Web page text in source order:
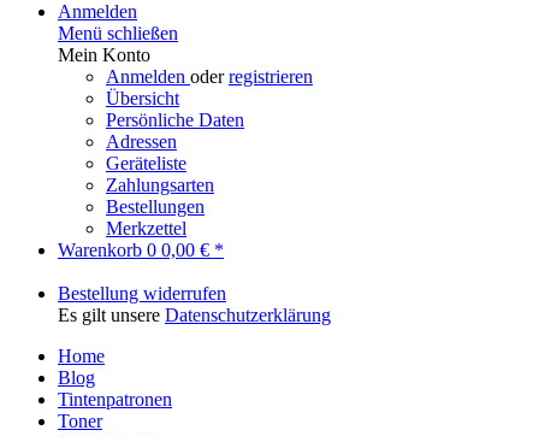
Anmelden
Menü schließen
Mein Konto
Anmelden oderregistrieren
Übersicht
Persönliche Daten
Adressen
Geräteliste
Zahlungsarten
Bestellungen
Merkzettel
Warenkorb 0 0,00 € *
Bestellung widerrufen
Es gilt unsere Datenschutzerklärung
Home
Blog
Tintenpatronen
Toner